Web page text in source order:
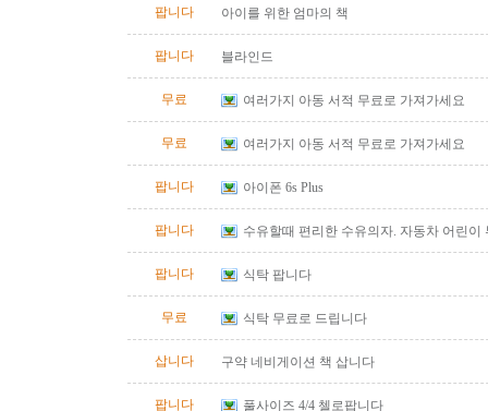
팝니다
아이를 위한 엄마의 책
팝니다 블라인드
무료 여러가지 아동 서적 무료로 가져가세요
무료 여러가지 아동 서적 무료로 가져가세요
팝니다 아이폰 6s Plus
팝니다 수유할때 편리한 수유의자. 자동차 어린이
팝니다 식탁 팝니다
무료 식탁 무료로 드립니다
삽니다 구약 네비게이션 책 삽니다
팝니다 풀사이즈 4/4 첼로팝니다